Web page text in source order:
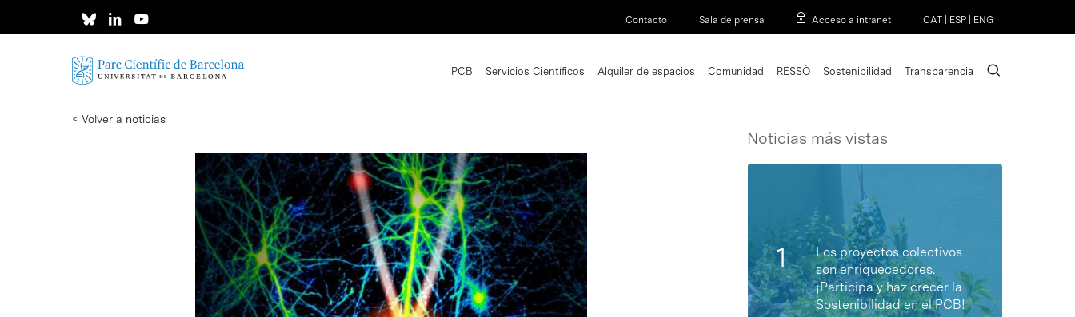
Contacto Sala de prensa Acceso a intranet CAT ESP ENG
PCB Servicios Científicos Alquiler de espacios Comunidad RESSÒ Sostenibilidad Transparencia search
< Volver a noticias
Noticias más vistas
Los proyectos colectivos
son enriquecedores.
¡Participa y haz crecer la
Sostenibilidad en el PCB!